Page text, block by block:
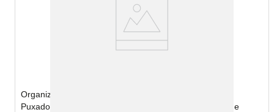
Organizador Multiuso G Clear Utti para Geladeira com
Puxador Transparente 9,2x20x31cm OR48220 - Ordene